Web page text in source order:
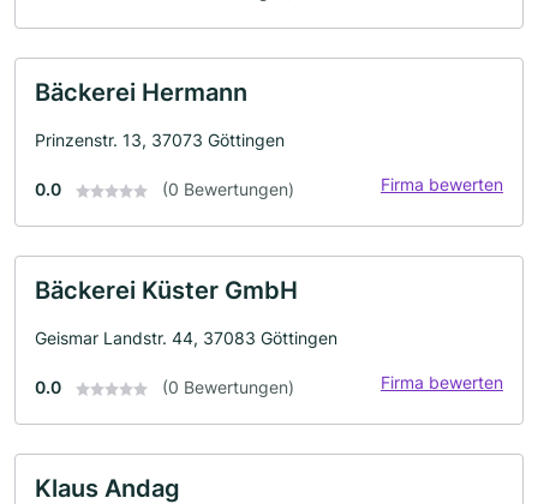
Bäckerei Hermann
Prinzenstr. 13, 37073 Göttingen
0.0 (0 Bewertungen) Firma bewerten
Bäckerei Küster GmbH
Geismar Landstr. 44, 37083 Göttingen
0.0 (0 Bewertungen) Firma bewerten
Klaus Andag